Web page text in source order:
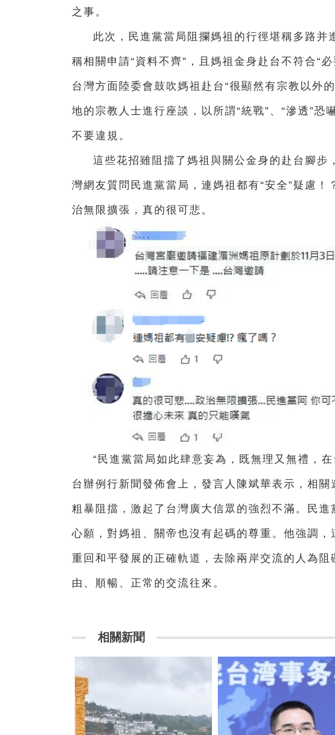
之事。
此次，民進黨當局阻攔媽祖的行徑堪稱多路并
稱相關申請“資料不齊”，且媽祖金身赴台不符合“
台灣方面陸委會鼓吹媽祖赴台“很顯然有宗教以外
地的宗教人士進行座談，以所謂“統戰”、“滲透”恐
不要違規。
這些花招雖阻擋了媽祖與關公金身的赴台腳步
灣網友質問民進黨當局，連媽祖都有“安全”疑慮！
治無限擴張，真的很可悲。
“民進黨當局如此肆意妄為，既無理又無禮，
台辦例行新聞發佈會上，發言人陳斌華表示，相關
粗暴阻擋，激起了台灣廣大信眾的強烈不滿。民
心願，對媽祖、關帝也沒有起碼的尊重。他強調
重回和平發展的正確軌道，去除兩岸交流的人為阻
由、順暢、正常的交流往來。
相關新聞